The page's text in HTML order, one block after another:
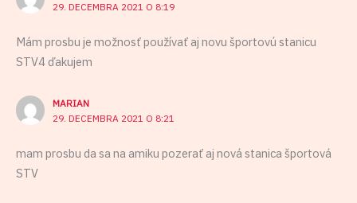
29. DECEMBRA 2021 O 8:19
Mám prosbu je možnosť používať aj novu športovú stanicu
STV4 ďakujem
MARIAN
29. DECEMBRA 2021 O 8:21
mam prosbu da sa na amiku pozerať aj nová stanica športová
STV